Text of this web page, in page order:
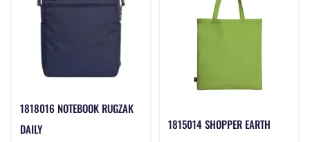
1818016 NOTEBOOK RUGZAK
DAILY
1815014 SHOPPER EARTH